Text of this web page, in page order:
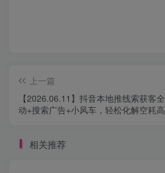
上一篇
【2026.06.11】抖音本地推线索获客
动+搜索广告+小风车，轻松化解空耗
相关推荐